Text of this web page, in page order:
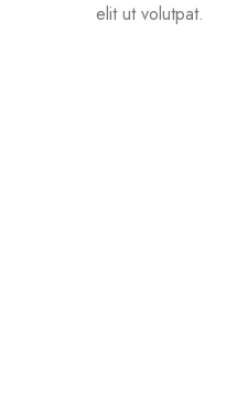
elit ut volutpat.